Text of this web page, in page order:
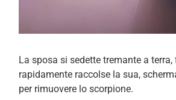
La sposa si sedette tremante a
rapidamente raccolse la sua,
per rimuovere lo scorpione.